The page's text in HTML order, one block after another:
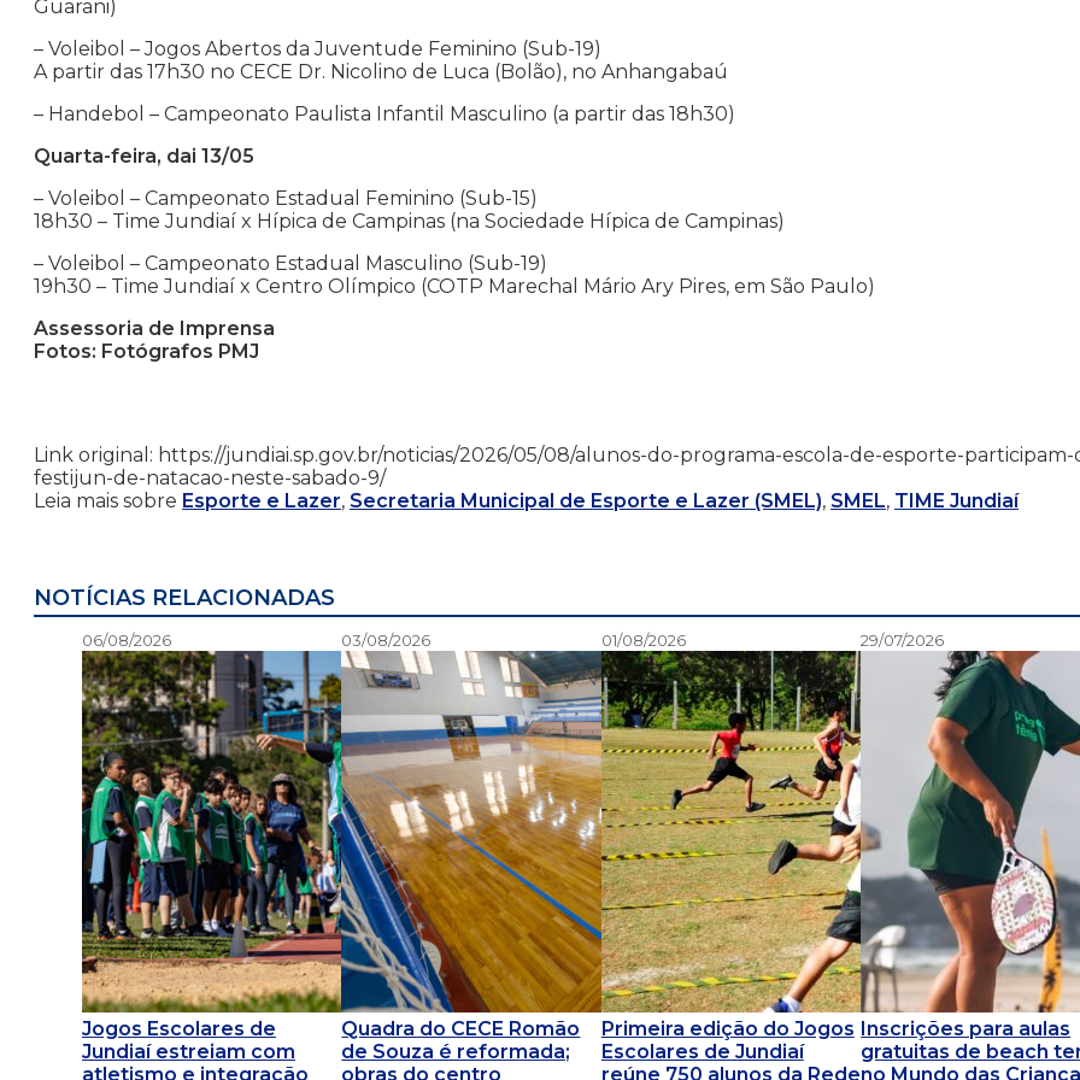
Guarani)
– Voleibol – Jogos Abertos da Juventude Feminino (Sub-19)
A partir das 17h30 no CECE Dr. Nicolino de Luca (Bolão), no Anhangabaú
– Handebol – Campeonato Paulista Infantil Masculino (a partir das 18h30)
Quarta-feira, dai 13/05
– Voleibol – Campeonato Estadual Feminino (Sub-15)
18h30 – Time Jundiaí x Hípica de Campinas (na Sociedade Hípica de Campinas)
– Voleibol – Campeonato Estadual Masculino (Sub-19)
19h30 – Time Jundiaí x Centro Olímpico (COTP Marechal Mário Ary Pires, em São Paulo)
Assessoria de Imprensa
Fotos: Fotógrafos PMJ
Link original: https://jundiai.sp.gov.br/noticias/2026/05/08/alunos-do-programa-escola-de-esporte-participam-
festijun-de-natacao-neste-sabado-9/
Leia mais sobre Esporte e Lazer, Secretaria Municipal de Esporte e Lazer (SMEL), SMEL, TIME Jundiaí
NOTÍCIAS RELACIONADAS
06/08/2026
Jogos Escolares de
Jundiaí estreiam com
atletismo e integração
03/08/2026
Quadra do CECE Romão
de Souza é reformada;
obras do centro
01/08/2026
Primeira edição do Jogos
Escolares de Jundiaí
reúne 750 alunos da Rede
29/07/2026
Inscrições para aulas
gratuitas de beach
no Mundo das